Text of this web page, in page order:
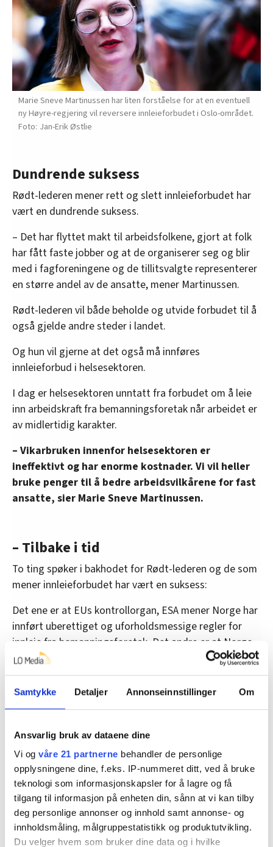
Samtykke Detaljer Annonseinnstillinger Om
Ansvarlig bruk av dataene dine
Vi og våre 21 partnerne behandler de personlige
opplysningene dine, f.eks. IP-nummeret ditt, ved å bruke
teknologi som informasjonskapsler for å lagre og få
tilgang til informasjon på enheten din, sånn at vi kan tilby
deg personlige annonser og innhold samt annonse- og
innholdsmåling, målgruppestatistikk og produktutvikling.
Du velger hvem som bruker dine data og i hvilke
Marie Sneve Martinussen har liten forståelse for at en eventuell
ny Høyre-regjering vil reversere innleieforbudet i Oslo-området.
Jan-Erik Østlie
Dundrende suksess
Rødt-lederen mener rett og slett innleieforbudet har
vært en dundrende suksess.
– Det har flyttet makt til arbeidsfolkene, gjort at folk
har fått faste jobber og at de organiserer seg og blir
med i fagforeningene og de tillitsvalgte representerer
en større andel av de ansatte, mener Martinussen.
Rødt-lederen vil både beholde og utvide forbudet til å
også gjelde andre steder i landet.
Og hun vil gjerne at det også må innføres
innleieforbud i helsesektoren.
I dag er helsesektoren unntatt fra forbudet om å leie
inn arbeidskraft fra bemanningsforetak når arbeidet er
av midlertidig karakter.
– Vikarbruken innenfor helsesektoren er
ineffektivt og har enorme kostnader. Vi vil heller
bruke penger til å bedre arbeidsvilkårene for fast
ansatte, sier Marie Sneve Martinussen.
– Tilbake i tid
To ting spøker i bakhodet for Rødt-lederen og de som
mener innleieforbudet har vært en suksess:
Det ene er at EUs kontrollorgan, ESA mener Norge har
innført uberettiget og uforholdsmessige regler for
innleie fra bemanningsforetak. Det andre er at Norge
gjennom dette bryter med vikarbyrådirektivet og
friheten til å kunne yte tjenester innenfor EØS-
området.
høst
Går det Erna Solbergs vei, kan innleieforbudet henge i
en tynn tråd.
– Da vil vi i så fall gå langt tilbake i tid og åpne for
mer sosial dumping, mener Marie Sneve
Martinussen.